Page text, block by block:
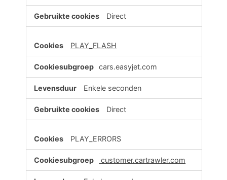
Direct
PLAY_FLASH
cars.easyjet.com
Enkele seconden
Direct
PLAY_ERRORS
customer.cartrawler.com